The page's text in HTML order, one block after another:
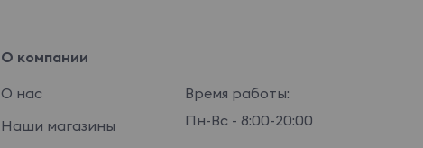
О компании
О нас
Наши магазины
Время работы:
Пн-Вс - 8:00-20:00